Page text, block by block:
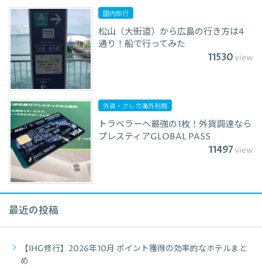
国内旅行
松山（大街道）から広島の行き方は4
通り！船で行ってみた
11530view
外貨・クレカ海外利用
トラベラーへ最強の1枚！外貨調達なら
プレスティアGLOBAL PASS
11497view
最近の投稿
【IHG修行】2026年10月 ポイント獲得の効率的なホテルまと
め